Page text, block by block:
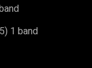
1 band